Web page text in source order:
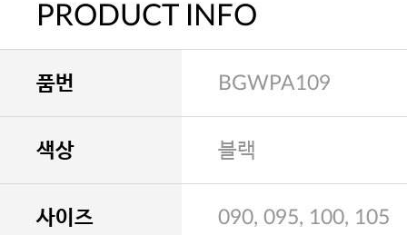
PRODUCT INFO
품번 BGWPA109
색상 블랙
사이즈 090, 095, 100, 105